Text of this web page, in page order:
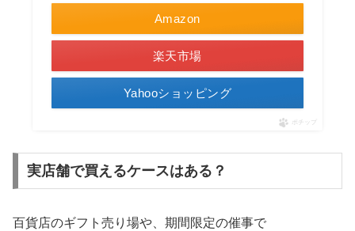
Amazon
楽天市場
Yahooショッピング
ポチップ
実店舗で買えるケースはある？
百貨店のギフト売り場や、期間限定の催事で